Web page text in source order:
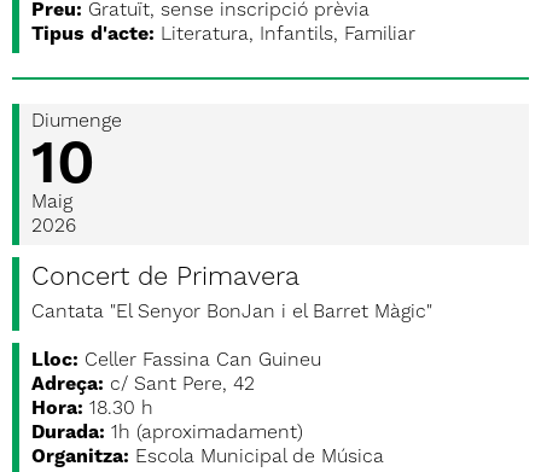
Preu: Gratuït, sense inscripció prèvia
Tipus d'acte: Literatura, Infantils, Familiar
Diumenge
10
Maig
2026
Concert de Primavera
Cantata "El Senyor BonJan i el Barret Màgic"
Lloc: Celler Fassina Can Guineu
Adreça: c/ Sant Pere, 42
Hora: 18.30 h
Durada: 1h (aproximadament)
Organitza: Escola Municipal de Música